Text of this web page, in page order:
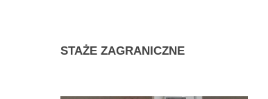
STAŻE ZAGRANICZNE